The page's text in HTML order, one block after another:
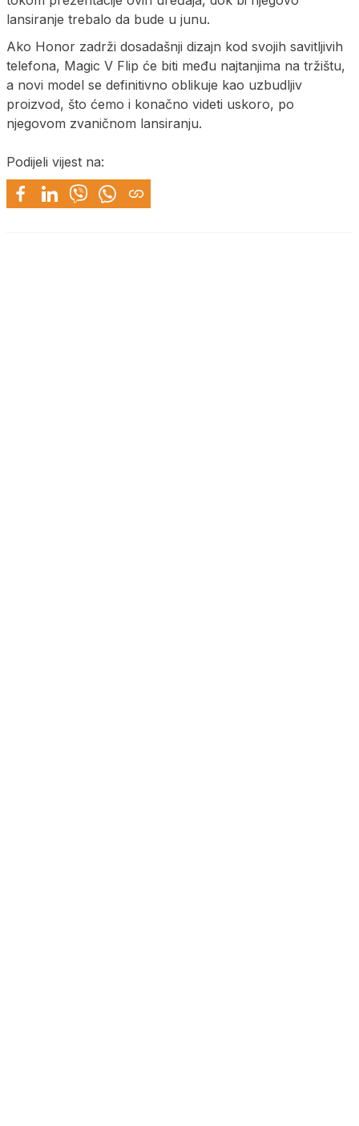
lansiranje trebalo da bude u junu.
Ako Honor zadrži dosadašnji dizajn kod svojih savitljivih
telefona, Magic V Flip će biti među najtanjima na tržištu,
a novi model se definitivno oblikuje kao uzbudljiv
proizvod, što ćemo i konačno videti uskoro, po
njegovom zvaničnom lansiranju.
Podijeli vijest na: